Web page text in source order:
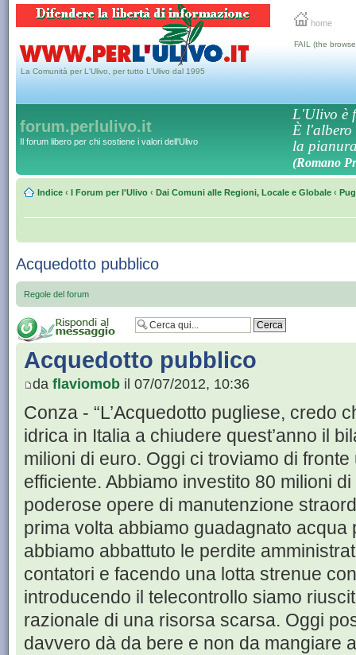
home
La Comunità per L'Ulivo, per tutto L'Ulivo dal 1995
FAIL (the
forum.perlulivo.it
Il forum libero per chi sostiene i valori dell'Ulivo
L'Ulivo è
È l'albero
la
(Romano
Indice ‹ I Forum per l'Ulivo ‹ Dai Comuni alle Regioni, Locale e Globale ‹
Acquedotto pubblico
Regole del forum
Acquedotto pubblico
da flaviomob il 07/07/2012, 10:36
Conza - “L’Acquedotto pugliese, credo
idrica in Italia a chiudere quest’anno il
milioni di euro. Oggi ci troviamo di fronte
efficiente. Abbiamo investito 80 milioni
poderose opere di manutenzione
prima volta abbiamo guadagnato acqua
abbiamo abbattuto le perdite
contatori e facendo una lotta strenue
introducendo il telecontrollo siamo
razionale di una risorsa scarsa. Oggi
davvero dà da bere e non da mangiare